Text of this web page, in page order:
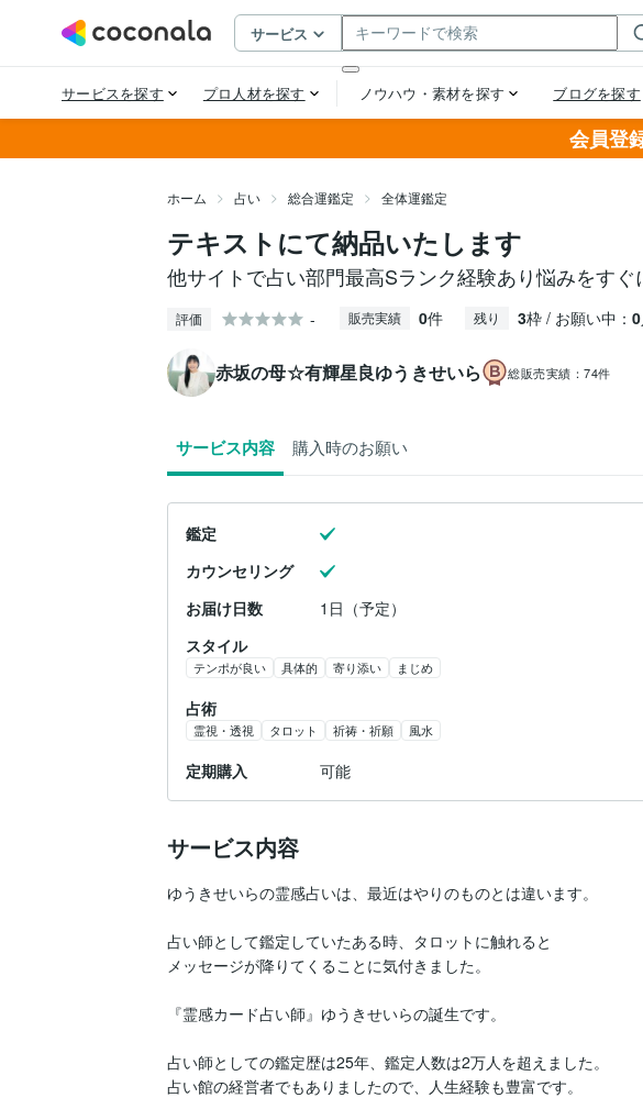
会員登
ホーム 占い 総合運鑑定 全体運鑑定
テキストにて納品いたします
他サイトで占い部門最高Sランク経験あり悩みをすぐ
評価 - 販売実績 0件 残り 3枠 / お願い中： 0
赤坂の母☆有輝星良ゆうきせいら 総販売実績：74件
サービス内容 購入時のお願い
鑑定
カウンセリング
お届け日数
1日（予定）
スタイル
テンポが良い 具体的 寄り添い まじめ
占術
霊視・透視 タロット 祈祷・祈願 風水
定期購入 可能
サービス内容
ゆうきせいらの霊感占いは、最近はやりのものとは違います。
占い師として鑑定していたある時、タロットに触れると
メッセージが降りてくることに気付きました。
『霊感カード占い師』ゆうきせいらの誕生です。
占い師としての鑑定歴は25年、鑑定人数は2万人を超えました。
占い館の経営者でもありましたので、人生経験も豊富です。